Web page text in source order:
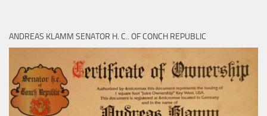
ANDREAS KLAMM SENATOR H. C.. OF CONCH REPUBLIC